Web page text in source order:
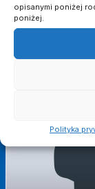
opisanymi poniżej
poniżej.
Polityka